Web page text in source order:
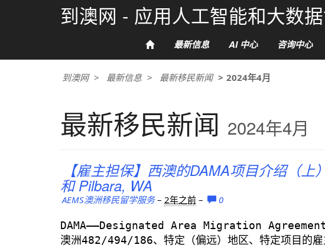
到澳网 - 应用人工智能和大数
最新信息 AI 中心 咨询中心
到澳网 最新信息 最新移民新闻 2024年4月
最新移民新闻 2024年4月
【雇主担保】西澳的DAMA项目介绍（上
和 Pilbara, WA
AEMS澳洲移民留学服务– 2年之前 – 0
DAMA——Designated Area Migration Agreement，
澳洲482/494/186、特定（偏远）地区、特定项目的雇